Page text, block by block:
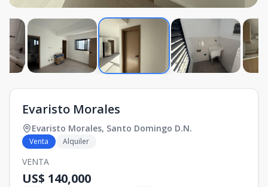
Evaristo Morales
Evaristo Morales, Santo Domingo D.N.
Venta Alquiler
VENTA
US$ 140,000